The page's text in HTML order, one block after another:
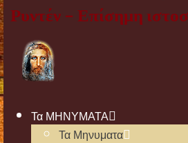
Ρυντέν – Επίσημη
Τα ΜΗΝΥΜΑΤΑ
Τα Μηνυματα